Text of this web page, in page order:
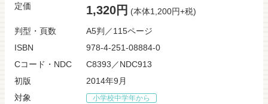
定価 1,320円 (本体1,200円+税)
判型・頁数
A5判／115ページ
ISBN
978-4-251-08884-0
Cコード・NDC
C8393／NDC913
初版
2014年9月
対象
小学校中学年から